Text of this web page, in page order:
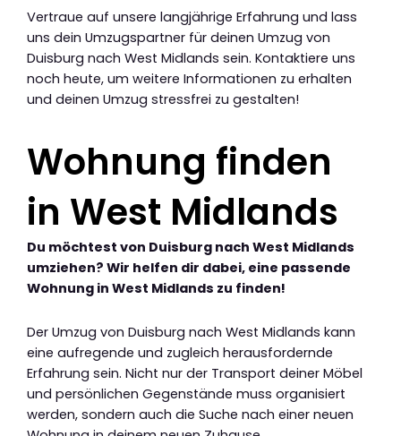
Vertraue auf unsere langjährige Erfahrung und lass
uns dein Umzugspartner für deinen Umzug von
Duisburg nach West Midlands sein. Kontaktiere uns
noch heute, um weitere Informationen zu erhalten
und deinen Umzug stressfrei zu gestalten!
Wohnung finden
in West Midlands
Du möchtest von Duisburg nach West Midlands
umziehen? Wir helfen dir dabei, eine passende
Wohnung in West Midlands zu finden!
Der Umzug von Duisburg nach West Midlands kann
eine aufregende und zugleich herausfordernde
Erfahrung sein. Nicht nur der Transport deiner Möbel
und persönlichen Gegenstände muss organisiert
werden, sondern auch die Suche nach einer neuen